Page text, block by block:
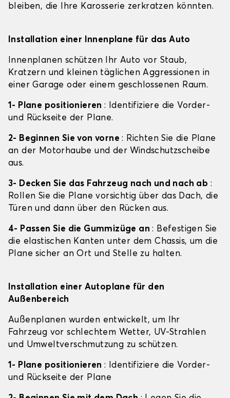
bleiben, die Ihre Karosserie zerkratzen könnten.
Installation einer Innenplane für das Auto
Innenplanen schützen Ihr Auto vor Staub,
Kratzern und kleinen täglichen Aggressionen in
einer Garage oder einem geschlossenen Raum.
1- Plane positionieren: Identifiziere die Vorder-
und Rückseite der Plane.
2- Beginnen Sie von vorne: Richten Sie die Plane
an der Motorhaube und der Windschutzscheibe
aus.
3- Decken Sie das Fahrzeug nach und nach ab :
Rollen Sie die Plane vorsichtig über das Dach, die
Türen und dann über den Rücken aus.
4- Passen Sie die Gummizüge an: Befestigen Sie
die elastischen Kanten unter dem Chassis, um die
Plane sicher an Ort und Stelle zu halten.
Installation einer Autoplane für den
Außenbereich
Außenplanen wurden entwickelt, um Ihr
Fahrzeug vor schlechtem Wetter, UV-Strahlen
und Umweltverschmutzung zu schützen.
1- Plane positionieren: Identifiziere die Vorder-
und Rückseite der Plane